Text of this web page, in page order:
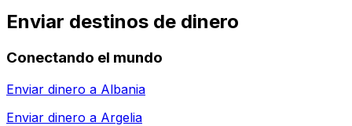
Enviar destinos de dinero
Conectando el mundo
Enviar dinero a Albania
Enviar dinero a Argelia